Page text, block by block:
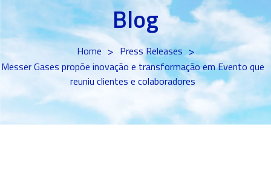
Blog
Home > Press Releases >
Messer Gases propõe inovação e transformação em Evento que
reuniu clientes e colaboradores